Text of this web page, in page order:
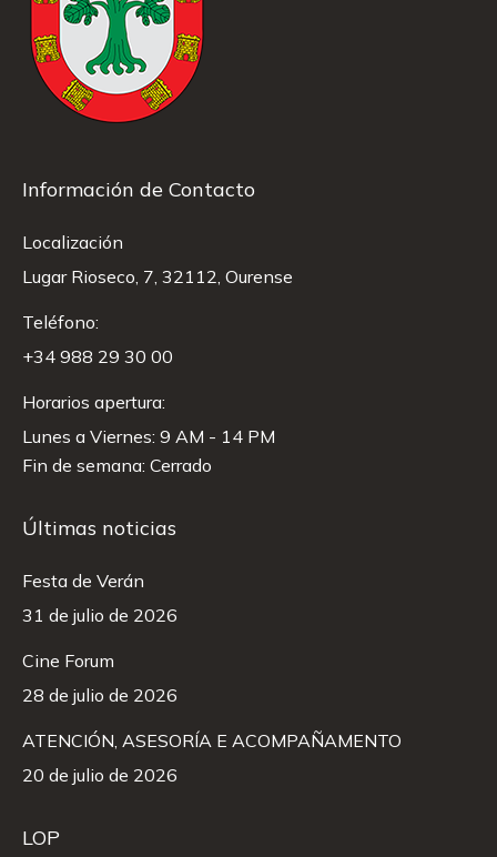
Información de Contacto
Localización
Lugar Rioseco, 7, 32112, Ourense
Teléfono:
+34 988 29 30 00
Horarios apertura:
Lunes a Viernes: 9 AM - 14 PM
Fin de semana: Cerrado
Últimas noticias
Festa de Verán
31 de julio de 2026
Cine Forum
28 de julio de 2026
ATENCIÓN, ASESORÍA E ACOMPAÑAMENTO
20 de julio de 2026
LOP